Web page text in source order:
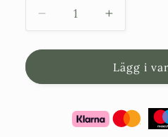
Minska
kvantitet
för
vinfat
Öka
kvantitet
för
Halvt
vinfat
ek
hög
Lägg i